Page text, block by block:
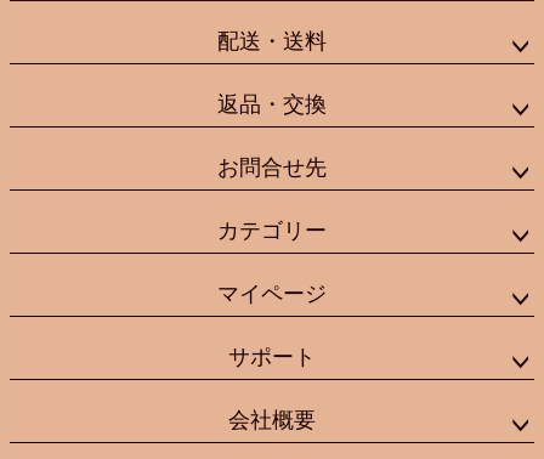
配送・送料
返品・交換
お問合せ先
カテゴリー
マイページ
サポート
会社概要